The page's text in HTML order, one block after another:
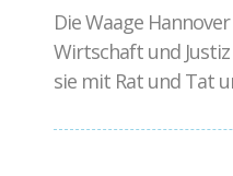
Die Waage
Wirtschaft und
sie mit Rat und Tat